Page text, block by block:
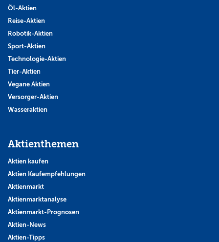
Öl-Aktien
Reise-Aktien
Robotik-Aktien
Sport-Aktien
Technologie-Aktien
Tier-Aktien
Vegane Aktien
Versorger-Aktien
Wasseraktien
Aktienthemen
Aktien kaufen
Aktien Kaufempfehlungen
Aktienmarkt
Aktienmarktanalyse
Aktienmarkt-Prognosen
Aktien-News
Aktien-Tipps